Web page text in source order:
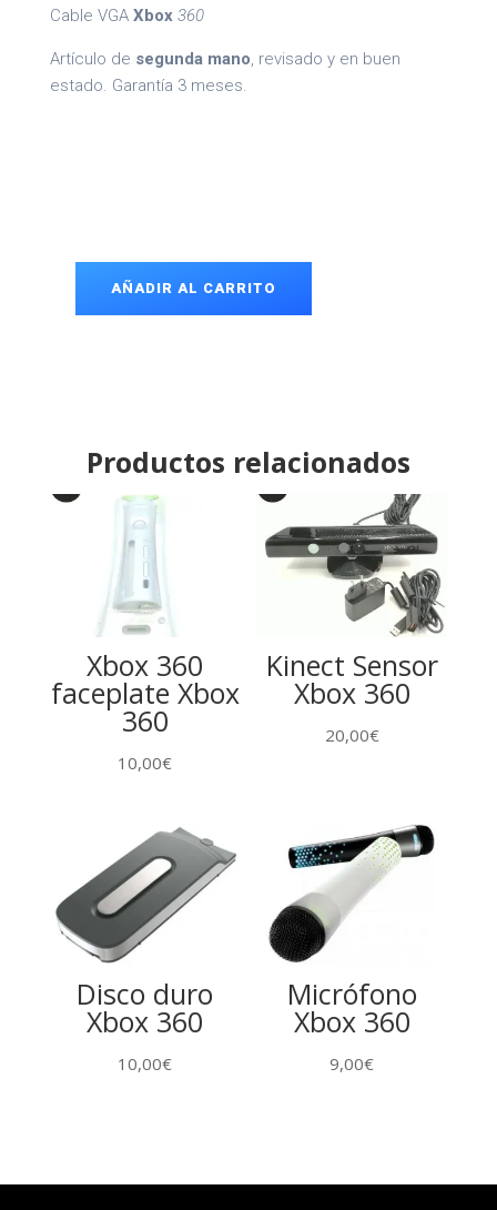
Cable VGAXbox 360
Artículo de segunda mano, revisado y en buen
estado. Garantía 3 meses.
AÑADIR AL CARRITO
Productos relacionados
Xbox 360
faceplate Xbox
360
10,00€
Kinect Sensor
Xbox 360
20,00€
Disco duro
Xbox 360
10,00€
Micrófono
Xbox 360
9,00€